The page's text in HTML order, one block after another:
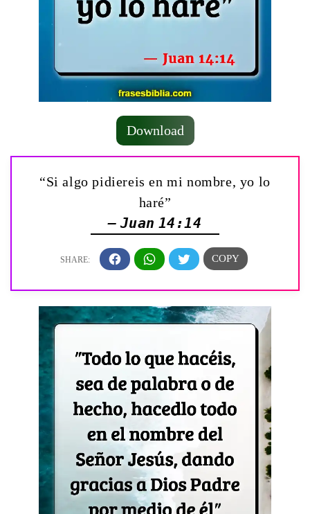
Download
“Si algo pidiereis en mi nombre, yo lo
haré”
— Juan 14:14